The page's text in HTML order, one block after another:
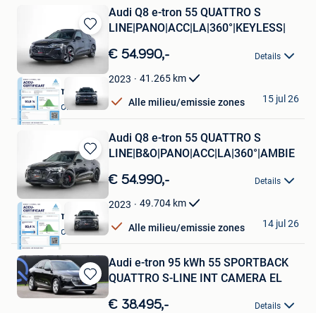
Bewaren
in
Mijn
Favorieten
Audi Q8 e-tron 55 QUATTRO S
LINE|PANO|ACC|LA|360°|KEYLESS|
€ 54.990,- Details
2023 41.265 km
Alle milieu/emissie zones
VDJ Automotive
Grobbendonk
15 jul 26
Bewaren
in
Mijn
Favorieten
Audi Q8 e-tron 55 QUATTRO S
LINE|B&O|PANO|ACC|LA|360°|AMBIE
€ 54.990,- Details
2023 49.704 km
Alle milieu/emissie zones
VDJ Automotive
Grobbendonk
14 jul 26
Bewaren
in
Audi e-tron 95 kWh 55 SPORTBACK
QUATTRO S-LINE INT CAMERA EL
€ 38.495,- Details